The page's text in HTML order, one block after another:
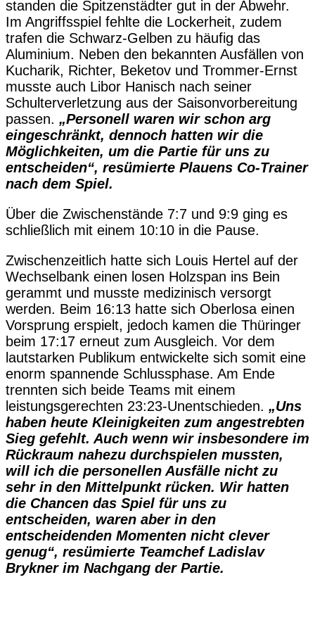
standen die Spitzenstädter gut in der Abwehr.
Im Angriffsspiel fehlte die Lockerheit, zudem
trafen die Schwarz-Gelben zu häufig das
Aluminium. Neben den bekannten Ausfällen von
Kucharik, Richter, Beketov und Trommer-Ernst
musste auch Libor Hanisch nach seiner
Schulterverletzung aus der Saisonvorbereitung
passen. „Personell waren wir schon arg
eingeschränkt, dennoch hatten wir die
Möglichkeiten, um die Partie für uns zu
entscheiden“, resümierte Plauens Co-Trainer
nach dem Spiel.
Über die Zwischenstände 7:7 und 9:9 ging es
schließlich mit einem 10:10 in die Pause.
Zwischenzeitlich hatte sich Louis Hertel auf der
Wechselbank einen losen Holzspan ins Bein
gerammt und musste medizinisch versorgt
werden. Beim 16:13 hatte sich Oberlosa einen
Vorsprung erspielt, jedoch kamen die Thüringer
beim 17:17 erneut zum Ausgleich. Vor dem
lautstarken Publikum entwickelte sich somit eine
enorm spannende Schlussphase. Am Ende
trennten sich beide Teams mit einem
leistungsgerechten 23:23-Unentschieden. „Uns
haben heute Kleinigkeiten zum angestrebten
Sieg gefehlt. Auch wenn wir insbesondere im
Rückraum nahezu durchspielen mussten,
will ich die personellen Ausfälle nicht zu
sehr in den Mittelpunkt rücken. Wir hatten
die Chancen das Spiel für uns zu
entscheiden, waren aber in den
entscheidenden Momenten nicht clever
genug“, resümierte Teamchef Ladislav
Brykner im Nachgang der Partie.